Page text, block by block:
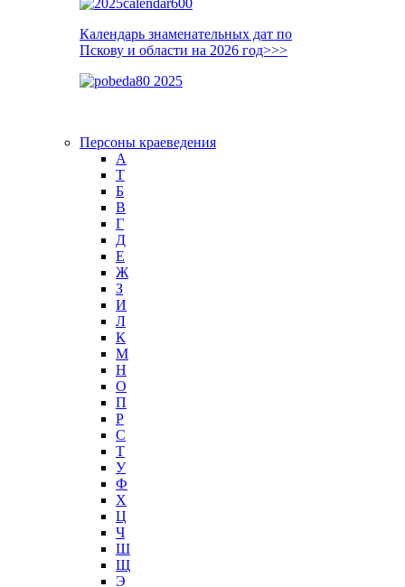
Календарь знаменательных дат по
Пскову и области на 2026 год>>>
Персоны краеведения
А
T
Б
В
Г
Д
Е
Ж
З
И
Л
К
М
Н
О
П
Р
С
Т
У
Ф
Х
Ц
Ч
Ш
Щ
Э